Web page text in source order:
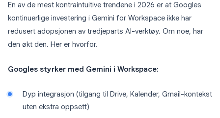
En av de mest kontraintuitive trendene i 2026 er at Googles
kontinuerlige investering i Gemini for Workspace ikke har
redusert adopsjonen av tredjeparts AI-verktøy. Om noe, har
den økt den. Her er hvorfor.
Googles styrker med Gemini i Workspace:
Dyp integrasjon (tilgang til Drive, Kalender, Gmail-kontekst
uten ekstra oppsett)